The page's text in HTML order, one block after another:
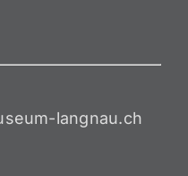
langnau.ch